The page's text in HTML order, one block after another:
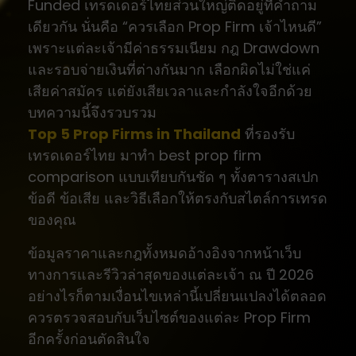
Funded เทรดเดอร์ไทยส่วนใหญ่ติดอยู่ที่คำถาม
เดียวกัน นั่นคือ “ควรเลือก Prop Firm เจ้าไหนดี”
เพราะแต่ละเจ้ามีค่าธรรมเนียม กฎ Drawdown
และรอบจ่ายเงินที่ต่างกันมาก เลือกผิดไม่ใช่แค่
เสียค่าสมัคร แต่ยังเสียเวลาและกำลังใจอีกด้วย
บทความนี้จึงรวบรวม
Top 5 Prop Firms in Thailand ที่รองรับ
เทรดเดอร์ไทย มาทำ best prop firm
comparison แบบเทียบกันชัด ๆ ทั้งตารางสเปก
ข้อดี ข้อเสีย และวิธีเลือกให้ตรงกับสไตล์การเทรด
ของคุณ
ข้อมูลราคาและกฎทั้งหมดอ้างอิงจากหน้าเว็บ
ทางการและรีวิวล่าสุดของแต่ละเจ้า ณ ปี 2026
อย่างไรก็ตามเงื่อนไขเหล่านี้เปลี่ยนแปลงได้ตลอด
ควรตรวจสอบกับเว็บไซต์ของแต่ละ Prop Firm
อีกครั้งก่อนตัดสินใจ